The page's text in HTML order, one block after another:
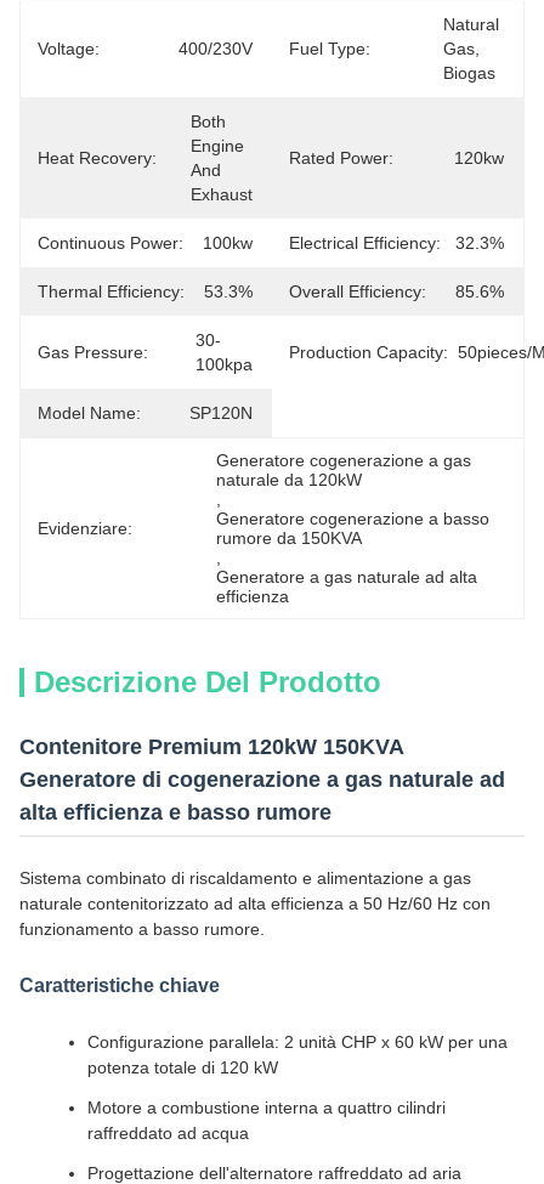
Voltage: 400/230V Fuel Type:
Natural
Gas,
Biogas
Heat Recovery:
Both
Engine
And
Exhaust
Rated Power: 120kw
Continuous Power: 100kw Electrical Efficiency: 32.3%
Thermal Efficiency: 53.3% Overall Efficiency: 85.6%
Gas Pressure:
30-
100kpa
Production Capacity: 50pieces/
Model Name: SP120N
Evidenziare:
Generatore cogenerazione a gas
naturale da 120kW
Generatore cogenerazione a basso
rumore da 150KVA
Generatore a gas naturale ad alta
efficienza
Descrizione Del Prodotto
Contenitore Premium 120kW 150KVA
Generatore di cogenerazione a gas naturale ad
alta efficienza e basso rumore
Sistema combinato di riscaldamento e alimentazione a gas
naturale contenitorizzato ad alta efficienza a 50 Hz/60 Hz con
funzionamento a basso rumore.
Caratteristiche chiave
Configurazione parallela: 2 unità CHP x 60 kW per una
potenza totale di 120 kW
Motore a combustione interna a quattro cilindri
raffreddato ad acqua
Progettazione dell'alternatore raffreddato ad aria